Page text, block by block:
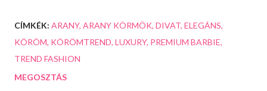
CÍMKÉK: ARANY ARANY KÖRMÖK DIVAT ELEGÁNS
KÖRÖM KÖRÖMTREND LUXURY PREMIUM BARBIE
TREND FASHION
MEGOSZTÁS